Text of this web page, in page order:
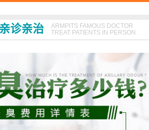
诊亲治
ARMPITS FAMOUS DOCTOR
TREAT PATIENTS IN PERSON